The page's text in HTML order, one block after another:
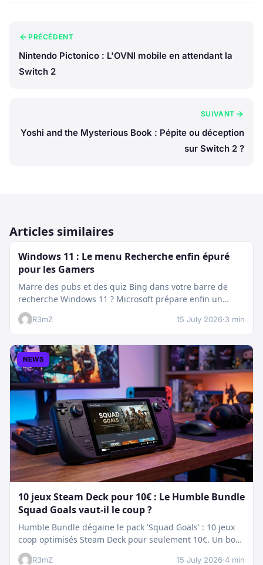
PRÉCÉDENT
Nintendo Pictonico : L'OVNI mobile en attendant la
Switch 2
SUIVANT
Yoshi and the Mysterious Book : Pépite ou déception
sur Switch 2 ?
Articles similaires
Windows 11 : Le menu Recherche enfin épuré
pour les Gamers
Marre des pubs et des quiz Bing dans votre barre de
recherche Windows 11 ? Microsoft prépare enfin un
nettoyage…
R3mZ 15 July 2026·3 min
NEWS
10 jeux Steam Deck pour 10€ : Le Humble Bundle
Squad Goals vaut-il le coup ?
Humble Bundle dégaine le pack 'Squad Goals' : 10 jeux
coop optimisés Steam Deck pour seulement 10€. Un bon
plan…
R3mZ 15 July 2026·4 min